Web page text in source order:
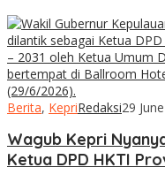
Berita, KepriRedaksi29
Wagub Kepri
Ketua DPD HKTI